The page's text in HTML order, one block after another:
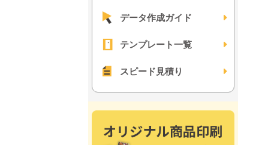
データ作成ガイド
テンプレート一覧
スピード見積り